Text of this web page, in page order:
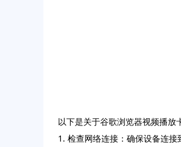
以下是关于谷歌浏览器视频播放
1. 检查网络连接：确保设备连